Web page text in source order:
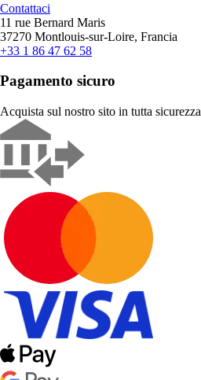
Contattaci
11 rue Bernard Maris
37270 Montlouis-sur-Loire, Francia
+33 1 86 47 62 58
Pagamento sicuro
Acquista sul nostro sito in tutta sicurezza